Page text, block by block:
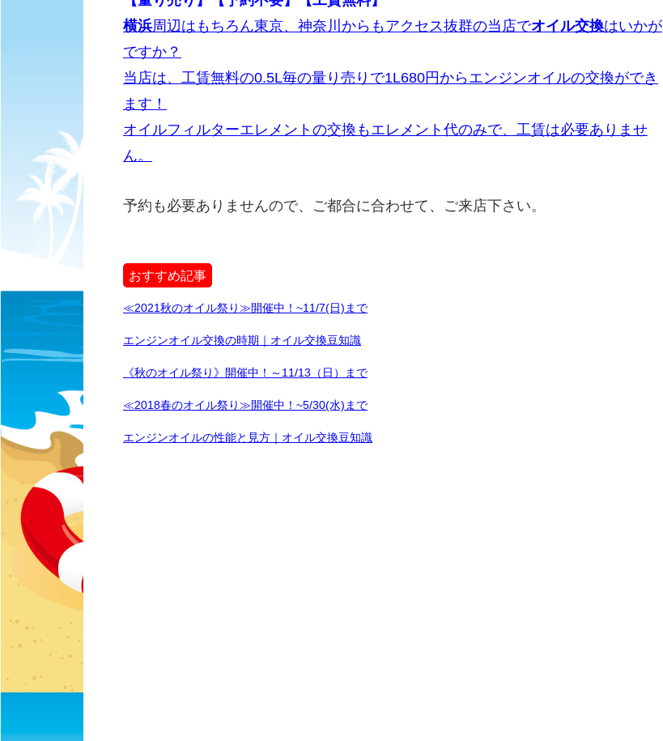
横浜周辺はもちろん東京、神奈川からもアクセス抜群の当店でオイル交換はいかが
ですか？
当店は、工賃無料の0.5L毎の量り売りで1L680円からエンジンオイルの交換ができ
ます！
オイルフィルターエレメントの交換もエレメント代のみで、工賃は必要ありませ
ん。
予約も必要ありませんので、ご都合に合わせて、ご来店下さい。
おすすめ記事
≪2021秋のオイル祭り≫開催中！~11/7(日)まで
エンジンオイル交換の時期｜オイル交換豆知識
《秋のオイル祭り》開催中！～11/13（日）まで
≪2018春のオイル祭り≫開催中！~5/30(水)まで
エンジンオイルの性能と見方｜オイル交換豆知識